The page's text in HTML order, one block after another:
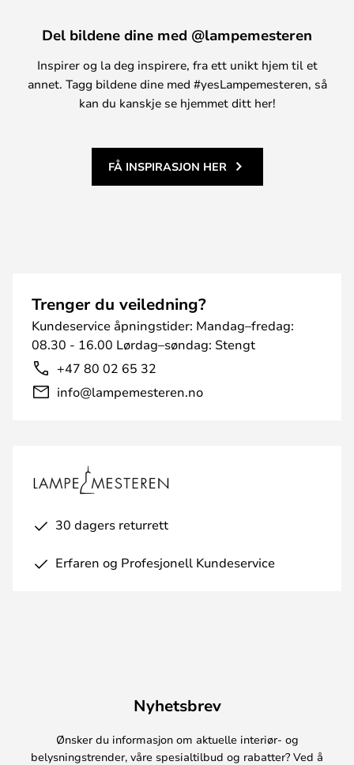
Del bildene dine med @lampemesteren
Inspirer og la deg inspirere, fra ett unikt hjem til et
annet. Tagg bildene dine med #yesLampemesteren, så
kan du kanskje se hjemmet ditt her!
FÅ INSPIRASJON HER
Trenger du veiledning?
Kundeservice åpningstider: Mandag–fredag:
08.30 - 16.00 Lørdag–søndag: Stengt
+47 80 02 65 32
info@lampemesteren.no
30 dagers returrett
Erfaren og Profesjonell Kundeservice
Nyhetsbrev
Ønsker du informasjon om aktuelle interiør- og
belysningstrender, våre spesialtilbud og rabatter? Ved å